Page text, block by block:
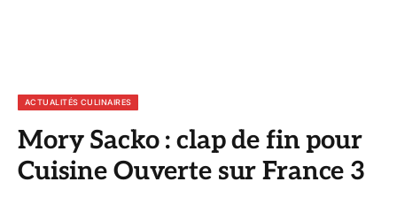
ACTUALITÉS CULINAIRES
Mory Sacko : clap de fin pour
Cuisine Ouverte sur France 3